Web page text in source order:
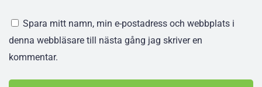
Spara mitt namn, min e-postadress och webbplats i
denna webbläsare till nästa gång jag skriver en
kommentar.